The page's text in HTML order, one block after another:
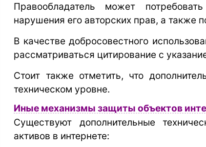
Правообладатель может
нарушения его авторских прав, а также
В качестве добросовестного
рассматриваться цитирование с
Стоит также отметить, что
техническом уровне.
Иные механизмы защиты объектов
Существуют дополнительные
активов в интернете: